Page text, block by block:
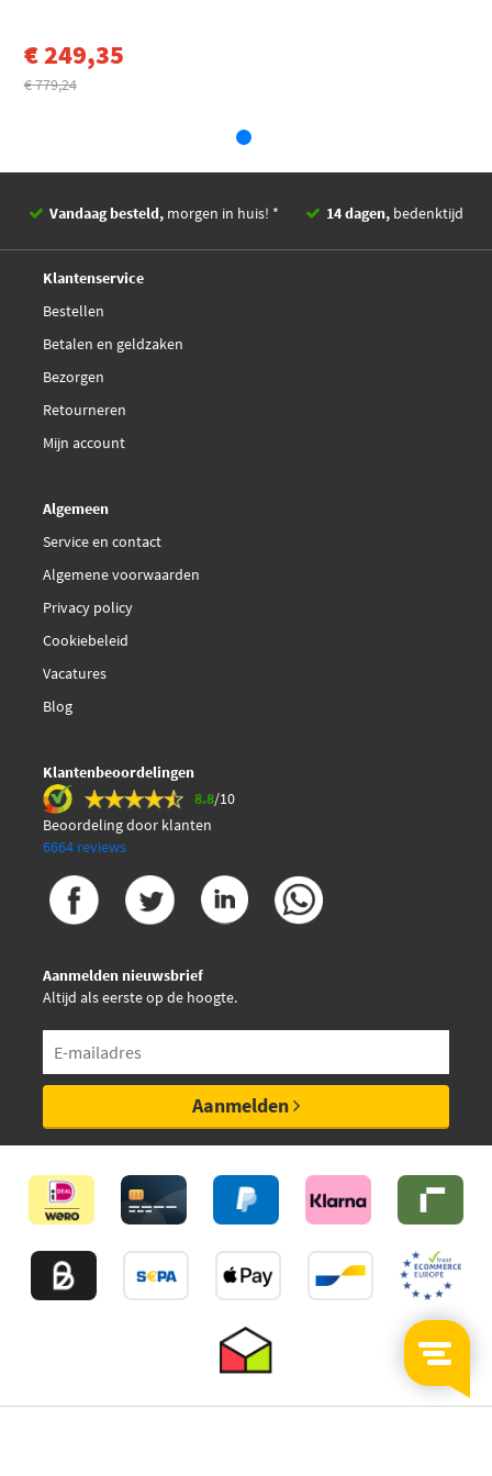
€ 249,35
€ 779,24
Vandaag besteld, morgen in huis! * 14 dagen, bedenktijd
Klantenservice
Bestellen
Betalen en geldzaken
Bezorgen
Retourneren
Mijn account
Algemeen
Service en contact
Algemene voorwaarden
Privacy policy
Cookiebeleid
Vacatures
Blog
Klantenbeoordelingen
8.8/10
Beoordeling door klanten
6664 reviews
Aanmelden nieuwsbrief
Altijd als eerste op de hoogte.
Aanmelden